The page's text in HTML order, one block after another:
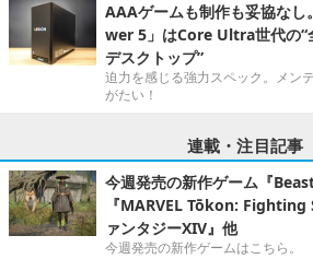
AAAゲームも制作も妥協な
wer 5」はCore Ultra世代の“
デスクトップ”
迫力を感じる強力スペック。メン
がたい！
連載・注目記事
今週発売の新作ゲーム『
『MARVEL Tōkon: Fighting
ァンタジーXIV』他
今週発売の新作ゲームはこちら。